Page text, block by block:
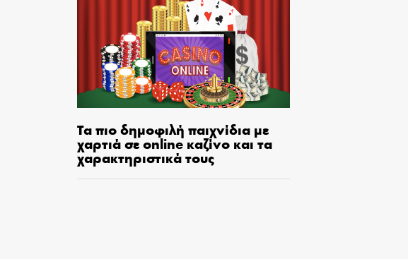
Τα πιο δημοφιλή παιχνίδια με
χαρτιά σε online καζίνο και τα
χαρακτηριστικά τους